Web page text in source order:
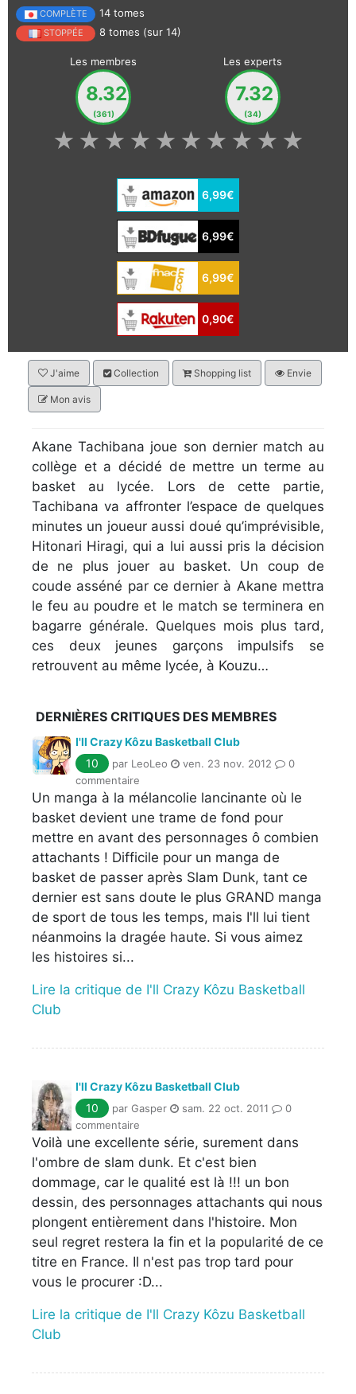
COMPLÈTE 14 tomes
STOPPÉE 8 tomes (sur 14)
Les membres
8.32
(361)
Les experts
7.32
(34)
★
★
★
★
★
★
★
★
★
★
6,99€
6,99€
6,99€
0,90€
J'aime Collection Shopping list Envie
Mon avis
Akane Tachibana joue son dernier match au
collège et a décidé de mettre un terme au
basket au lycée. Lors de cette partie,
Tachibana va affronter l’espace de quelques
minutes un joueur aussi doué qu’imprévisible,
Hitonari Hiragi, qui a lui aussi pris la décision
de ne plus jouer au basket. Un coup de
coude asséné par ce dernier à Akane mettra
le feu au poudre et le match se terminera en
bagarre générale. Quelques mois plus tard,
ces deux jeunes garçons impulsifs se
retrouvent au même lycée, à Kouzu…
DERNIÈRES CRITIQUES DES MEMBRES
I'll Crazy Kôzu Basketball Club
10
par LeoLeo ven. 23 nov. 2012
0
commentaire
Un manga à la mélancolie lancinante où le
basket devient une trame de fond pour
mettre en avant des personnages ô combien
attachants ! Difficile pour un manga de
basket de passer après Slam Dunk, tant ce
dernier est sans doute le plus GRAND manga
de sport de tous les temps, mais I'll lui tient
néanmoins la dragée haute. Si vous aimez
les histoires si...
Lire la critique de I'll Crazy Kôzu Basketball
Club
I'll Crazy Kôzu Basketball Club
10
par Gasper sam. 22 oct. 2011
0
commentaire
Voilà une excellente série, surement dans
l'ombre de slam dunk. Et c'est bien
dommage, car le qualité est là !!! un bon
dessin, des personnages attachants qui nous
plongent entièrement dans l'histoire. Mon
seul regret restera la fin et la popularité de ce
titre en France. Il n'est pas trop tard pour
vous le procurer :D...
Lire la critique de I'll Crazy Kôzu Basketball
Club